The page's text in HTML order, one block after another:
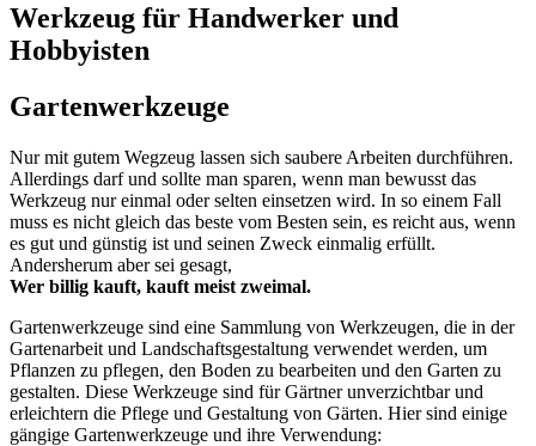
Werkzeug für Handwerker und
Hobbyisten
Gartenwerkzeuge
Nur mit gutem Wegzeug lassen sich saubere Arbeiten durchführen.
Allerdings darf und sollte man sparen, wenn man bewusst das
Werkzeug nur einmal oder selten einsetzen wird. In so einem Fall
muss es nicht gleich das beste vom Besten sein, es reicht aus, wenn
es gut und günstig ist und seinen Zweck einmalig erfüllt.
Andersherum aber sei gesagt,
Wer billig kauft, kauft meist zweimal.
Gartenwerkzeuge sind eine Sammlung von Werkzeugen, die in der
Gartenarbeit und Landschaftsgestaltung verwendet werden, um
Pflanzen zu pflegen, den Boden zu bearbeiten und den Garten zu
gestalten. Diese Werkzeuge sind für Gärtner unverzichtbar und
erleichtern die Pflege und Gestaltung von Gärten. Hier sind einige
gängige Gartenwerkzeuge und ihre Verwendung: